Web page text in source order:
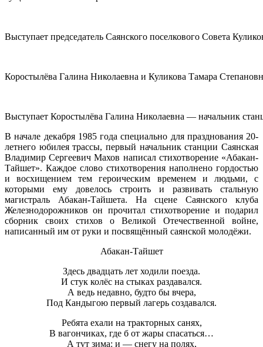
Выступает председатель Саянского поселкового Совета
Коростылёва Галина Николаевна и Куликова Тамара
Выступает Коростылёва Галина Николаевна — начальник
В начале декабря 1985 года специально для празднования 20-
летнего юбилея трассы, первый начальник станции Саянская
Владимир Сергеевич Махов написал стихотворение «Абакан-
Тайшет». Каждое слово стихотворения наполнено гордостью
и восхищением тем героическим временем и людьми, с
которыми ему довелось строить и развивать стальную
магистраль Абакан-Тайшета. На сцене Саянского клуба
Железнодорожников он прочитал стихотворение и подарил
сборник своих стихов о Великой Отечественной войне,
написанный им от руки и посвящённый саянской молодёжи.
Абакан-Тайшет
Здесь двадцать лет ходили поезда.
И стук колёс на стыках раздавался.
А ведь недавно, будто бы вчера,
Под Кандыгою первый лагерь создавался.
Ребята ехали на тракторных санях,
В вагончиках, где б от жары спасаться…
А тут зима: и — снегу на полях,